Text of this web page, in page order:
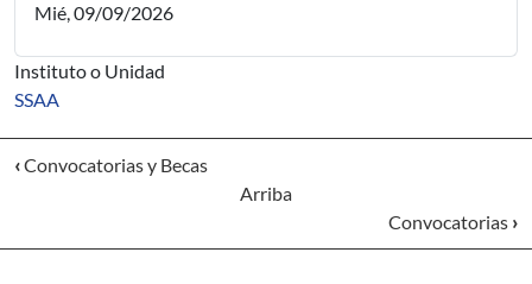
Mié, 09/09/2026
Instituto o Unidad
SSAA
‹Convocatorias y Becas
Arriba
Convocatorias ›